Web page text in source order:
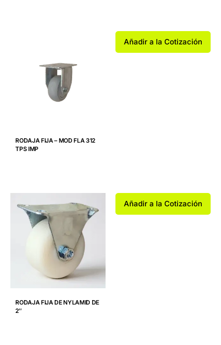
RODAJA FIJA – MOD FLA 312
TPS IMP
Añadir a la Cotización
RODAJA FIJA DE NYLAMID DE
2″
Añadir a la Cotización